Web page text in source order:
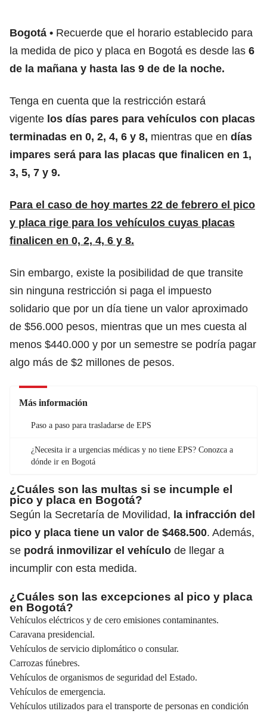
Bogotá
Recuerde que el horario establecido para
la medida de pico y placa en Bogotá es desde las 6
de la mañana y hasta las 9 de de la noche.
Tenga en cuenta que la restricción estará
vigente los días pares para vehículos con placas
terminadas en 0, 2, 4, 6 y 8, mientras que en días
impares será para las placas que finalicen en 1,
3, 5, 7 y 9.
Para el caso de hoy martes 22 de febrero el pico
y placa rige para los vehículos cuyas placas
finalicen en 0, 2, 4, 6 y 8.
Sin embargo, existe la posibilidad de que transite
sin ninguna restricción si paga el impuesto
solidario que por un día tiene un valor aproximado
de $56.000 pesos, mientras que un mes cuesta al
menos $440.000 y por un semestre se podría pagar
algo más de $2 millones de pesos.
Más información
Paso a paso para trasladarse de EPS
¿Necesita ir a urgencias médicas y no tiene EPS? Conozca a
dónde ir en Bogotá
¿Cuáles son las multas si se incumple el
pico y placa en Bogotá?
Según la Secretaría de Movilidad, la infracción del
pico y placa tiene un valor de $468.500. Además,
se podrá inmovilizar el vehículo de llegar a
incumplir con esta medida.
¿Cuáles son las excepciones al pico y placa
en Bogotá?
Vehículos eléctricos y de cero emisiones contaminantes.
Caravana presidencial.
Vehículos de servicio diplomático o consular.
Carrozas fúnebres.
Vehículos de organismos de seguridad del Estado.
Vehículos de emergencia.
Vehículos utilizados para el transporte de personas en condición